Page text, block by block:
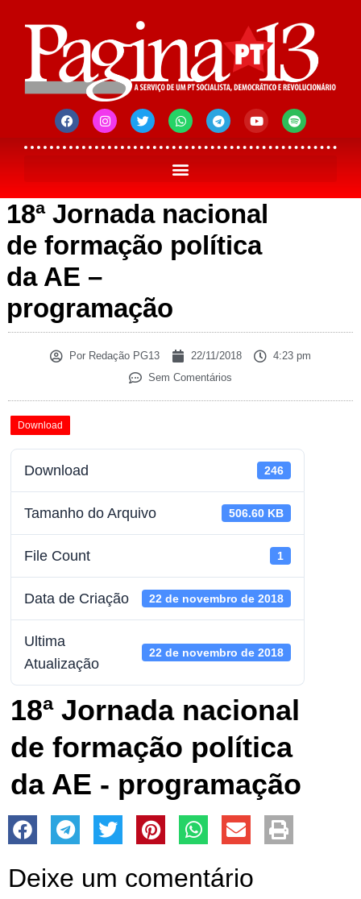
18ª Jornada nacional
de formação política
da AE –
programação
Por Redação PG13 22/11/2018
4:23 pm
Sem Comentários
Download
Download 246
Tamanho do Arquivo 506.60 KB
File Count 1
Data de Criação 22 de novembro de 2018
Ultima
Atualização
22 de novembro de 2018
18ª Jornada nacional
de formação política
da AE - programação
Deixe um comentário